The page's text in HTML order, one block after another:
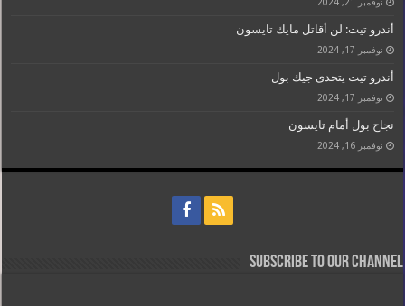
أندرو تيت: لن أقاتل مايك تايسون
نوفمبر 17, 2024
أندرو تيت يتحدى جيك بول
نوفمبر 17, 2024
نجاح بول أمام تايسون
نوفمبر 16, 2024
Subscribe to our Channel